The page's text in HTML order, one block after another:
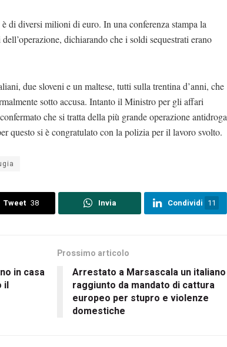
di diversi milioni di euro. In una conferenza stampa la
dichiarando che i soldi sequestrati erano
due sloveni e un maltese, tutti sulla trentina d’anni, che
sotto accusa. Intanto il Ministro per gli affari
che si tratta della più grande operazione antidroga
questo si è congratulato con la polizia per il lavoro svolto.
Tweet 38 Invia Condividi 11
in casa
il
Prossimo articolo
Arrestato a Marsascala un italiano
raggiunto da mandato di cattura
europeo per stupro e violenze
domestiche